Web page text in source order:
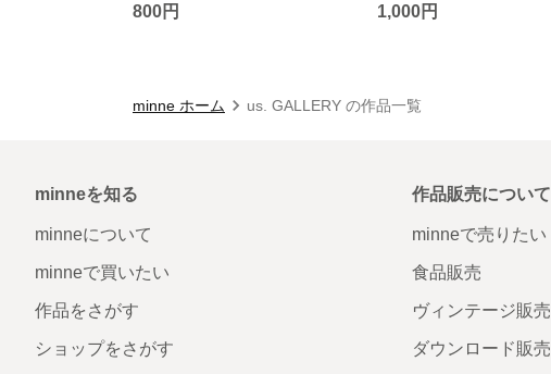
800円 1,000円
minne ホーム us. GALLERY の作品一覧
minneを知る
minneについて
minneで買いたい
作品をさがす
ショップをさがす
作品販売について
minneで売りたい
食品販売
ヴィンテージ販売
ダウンロード販売